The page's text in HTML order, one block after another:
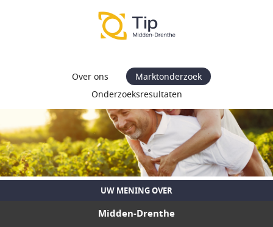
Over ons
Marktonderzoek
Onderzoeksresultaten
UW MENING OVER
Midden-Drenthe